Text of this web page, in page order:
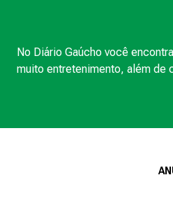
No Diário Gaúcho você
muito entretenimento, além de